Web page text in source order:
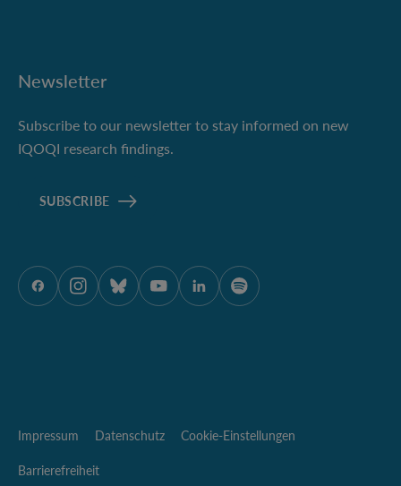
Newsletter
Subscribe to our newsletter to stay informed on new
IQOQI research findings.
SUBSCRIBE
ÖAW auf Facebook
ÖAW auf Instagram
ÖAW auf Bluesky
ÖAW auf Youtube
ÖAW auf LinkedIn
ÖAW auf Spotify
Impressum Datenschutz Cookie-Einstellungen
Barrierefreiheit